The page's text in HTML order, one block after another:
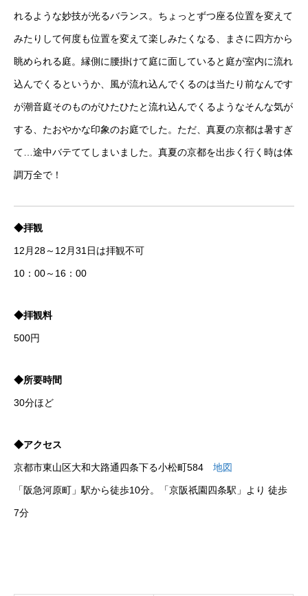
れるような妙技が光るバランス。ちょっとずつ座る位置を変えて
みたりして何度も位置を変えて楽しみたくなる、まさに四方から
眺められる庭。縁側に腰掛けて庭に面していると庭が室内に流れ
込んでくるというか、風が流れ込んでくるのは当たり前なんです
が潮音庭そのものがひたひたと流れ込んでくるようなそんな気が
する、たおやかな印象のお庭でした。ただ、真夏の京都は暑すぎ
て…途中バテててしまいました。真夏の京都を出歩く行く時は体
調万全で！
◆拝観
12月28～12月31日は拝観不可
10：00～16：00
◆拝観料
500円
◆所要時間
30分ほど
◆アクセス
京都市東山区大和大路通四条下る小松町584 地図
「阪急河原町」駅から徒歩10分。「京阪祇園四条駅」より 徒歩
7分